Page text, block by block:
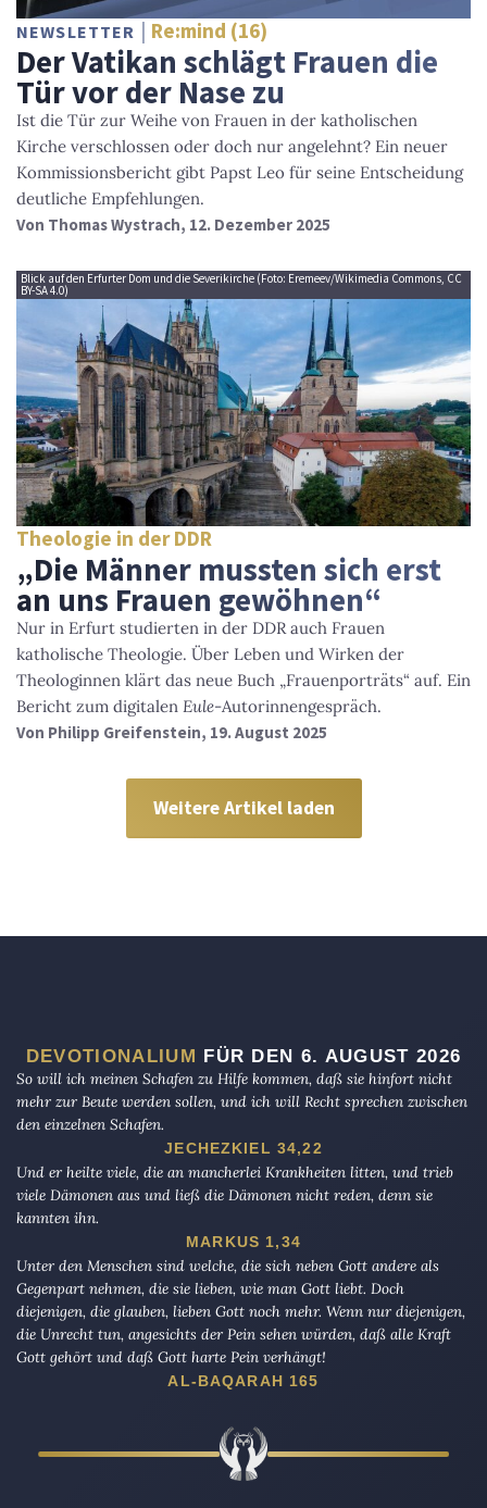
NEWSLETTER Re:mind (16)
Der Vatikan schlägt Frauen die
Tür vor der Nase zu
Ist die Tür zur Weihe von Frauen in der katholischen
Kirche verschlossen oder doch nur angelehnt? Ein neuer
Kommissionsbericht gibt Papst Leo für seine Entscheidung
deutliche Empfehlungen.
Von Thomas Wystrach, 12. Dezember 2025
Blick auf den Erfurter Dom und die Severikirche (Foto: Eremeev/Wikimedia Commons, CC
BY-SA 4.0)
Theologie in der DDR
„Die Männer mussten sich erst
an uns Frauen gewöhnen“
Nur in Erfurt studierten in der DDR auch Frauen
katholische Theologie. Über Leben und Wirken der
Theologinnen klärt das neue Buch „Frauenporträts“ auf. Ein
Bericht zum digitalen Eule-Autorinnengespräch.
Von Philipp Greifenstein, 19. August 2025
Weitere Artikel laden
DEVOTIONALIUM FÜR DEN 6. AUGUST 2026
So will ich meinen Schafen zu Hilfe kommen, daß sie hinfort nicht
mehr zur Beute werden sollen, und ich will Recht sprechen zwischen
den einzelnen Schafen.
JECHEZKIEL 34,22
Und er heilte viele, die an mancherlei Krankheiten litten, und trieb
viele Dämonen aus und ließ die Dämonen nicht reden, denn sie
kannten ihn.
MARKUS 1,34
Unter den Menschen sind welche, die sich neben Gott andere als
Gegenpart nehmen, die sie lieben, wie man Gott liebt. Doch
diejenigen, die glauben, lieben Gott noch mehr. Wenn nur diejenigen,
die Unrecht tun, angesichts der Pein sehen würden, daß alle Kraft
Gott gehört und daß Gott harte Pein verhängt!
AL-BAQARAH 165